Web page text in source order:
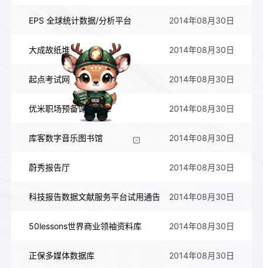
EPS 全球统计数据/分析平台 2014年08月30日
大成故纸堆 2014年08月30日
起点考试网 2014年08月30日
优米职场预备课资源库 2014年08月30日
库客数字音乐图书馆 2014年08月30日
蔚秀报告厅 2014年08月30日
科技报告数据文献服务平台试用通告 2014年08月30日
50lessons世界商业领袖资料库 2014年08月30日
正保多媒体数据库 2014年08月30日